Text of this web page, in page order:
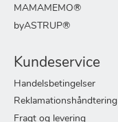
MAMAMEMO®
byASTRUP®
Kundeservice
Handelsbetingelser
Reklamationshåndtering
Fragt og levering